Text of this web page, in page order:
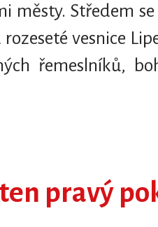
městy. Středem
vesnice
řemeslníků,
pravý